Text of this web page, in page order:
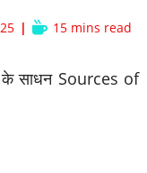
Reading
15 mins read
के साधन Sources of